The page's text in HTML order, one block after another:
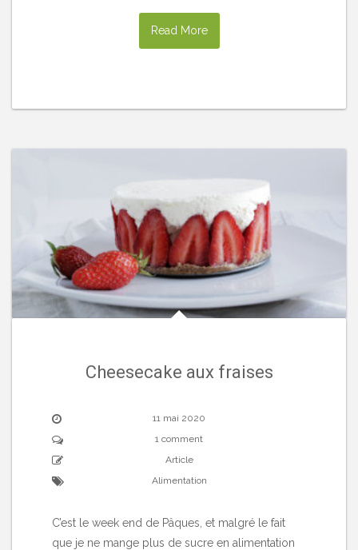
Read More
Cheesecake aux fraises
11 mai 2020
1 comment
Article
Alimentation
C’est le week end de Pâques, et malgré le fait
que je ne mange plus de sucre en alimentation